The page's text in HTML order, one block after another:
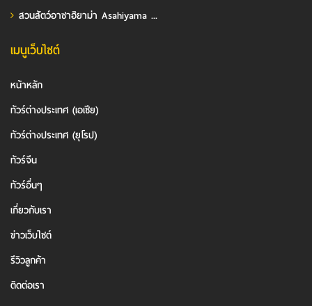
สวนสัตว์อาซาฮิยาม่า Asahiyama ...
เมนูเว็บไซต์
หน้าหลัก
ทัวร์ต่างประเทศ (เอเชีย)
ทัวร์ต่างประเทศ (ยุโรป)
ทัวร์จีน
ทัวร์อื่นๆ
เกี่ยวกับเรา
ข่าวเว็บไซต์
รีวิวลูกค้า
ติดต่อเรา